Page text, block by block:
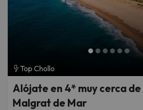
Top Chollo
Alójate en 4* muy cerca
Malgrat de Mar